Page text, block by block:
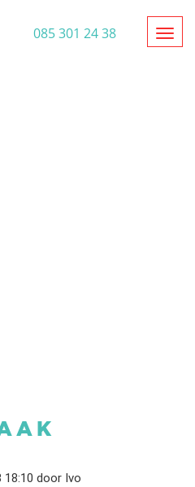
085 301 24 38
18:10 door Ivo